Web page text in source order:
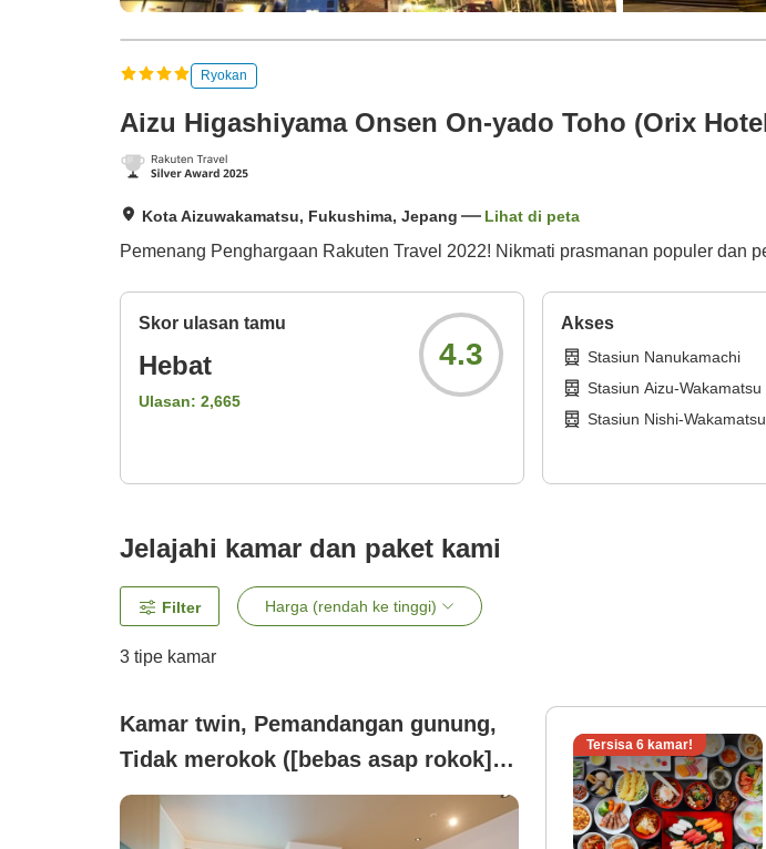
Ryokan
Aizu Higashiyama Onsen On-yado Toho (Orix
Kota Aizuwakamatsu, Fukushima, Jepang Lihat di peta
Pemenang Penghargaan Rakuten Travel 2022! Nikmati prasmanan populer dan
Skor ulasan tamu
Hebat
Ulasan: 2,665
4.3
Akses
Stasiun Nanukamachi
Stasiun Aizu-Wakamatsu
Stasiun Nishi-Wakamatsu
Jelajahi kamar dan paket kami
Filter Harga (rendah ke tinggi)
3 tipe kamar
Kamar twin, Pemandangan gunung,
Tidak merokok ([bebas asap rokok]
kamar twin bergaya Barat 【sisi
gunung】)
Tersisa 6 kamar!